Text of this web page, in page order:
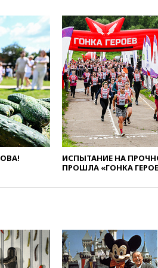
11:58
11:58
11:37
11:19
трети
ИСПЫТАНИЕ НА
ПРОШЛА «ГОНКА